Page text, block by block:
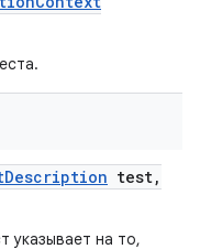
Description test,
указывает на то,